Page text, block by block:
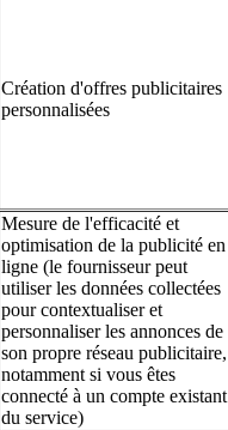
Création d'offres publicitaires
personnalisées
Mesure de l'efficacité et
optimisation de la publicité en
ligne (le fournisseur peut
utiliser les données collectées
pour contextualiser et
personnaliser les annonces de
son propre réseau publicitaire,
notamment si vous êtes
connecté à un compte existant
du service)